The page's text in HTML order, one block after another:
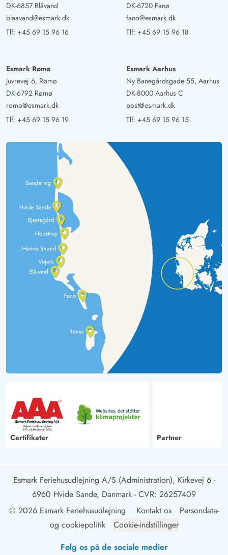
DK-6857 Blåvand
blaavand@esmark.dk
Tlf: +45 69 15 96 16
DK-6720 Fanø
fano@esmark.dk
Tlf: +45 69 15 96 18
Esmark Rømø
Juvrevej 6, Rømø
DK-6792 Rømø
romo@esmark.dk
Tlf: +45 69 15 96 19
Esmark Aarhus
Ny Banegårdsgade 55, Aarhus
DK-8000 Aarhus C
post@esmark.dk
Tlf: +45 69 15 96 15
Certifikater Partner
Esmark Feriehusudlejning A/S (Administration), Kirkevej 6 -
6960 Hvide Sande, Danmark - CVR: 26257409
© 2026 Esmark Feriehusudlejning
Kontakt os
Persondata-
og cookiepolitik
Cookie-indstillinger
Følg os på de sociale medier